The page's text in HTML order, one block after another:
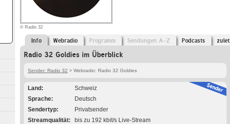
© Radio 32
Info Webradio Programm Sendungen A-Z Podcasts
Radio 32 Goldies im Überblick
Sender: Radio 32 > Webradio: Radio 32 Goldies
Land
Schweiz
Sprache
Deutsch
Sendertyp
Privatsender
Streamqualität
bis zu 192 kbit/s Live-Stream